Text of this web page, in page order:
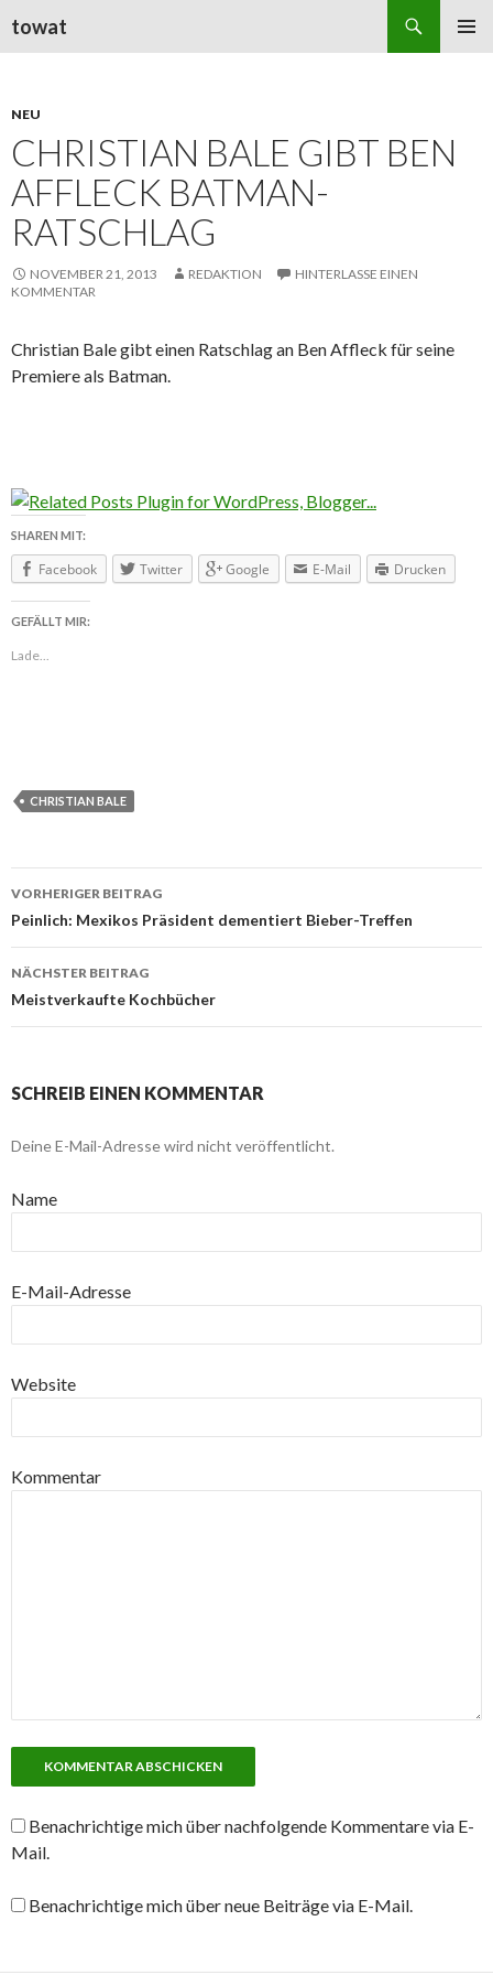
towat
NEU
CHRISTIAN BALE GIBT BEN
AFFLECK BATMAN-
RATSCHLAG
NOVEMBER 21, 2013 REDAKTION
HINTERLASSE EINEN
KOMMENTAR
Christian Bale gibt einen Ratschlag an Ben Affleck für seine
Premiere als Batman.
SHAREN MIT:
Facebook Twitter Google E-Mail Drucken
GEFÄLLT MIR:
Lade...
CHRISTIAN BALE
Beitragsnavigation
VORHERIGER BEITRAG
Peinlich: Mexikos Präsident dementiert Bieber-Treffen
NÄCHSTER BEITRAG
Meistverkaufte Kochbücher
SCHREIB EINEN KOMMENTAR
Deine E-Mail-Adresse wird nicht veröffentlicht.
Name
E-Mail-Adresse
Website
Kommentar
Benachrichtige mich über nachfolgende Kommentare via E-
Mail.
Benachrichtige mich über neue Beiträge via E-Mail.